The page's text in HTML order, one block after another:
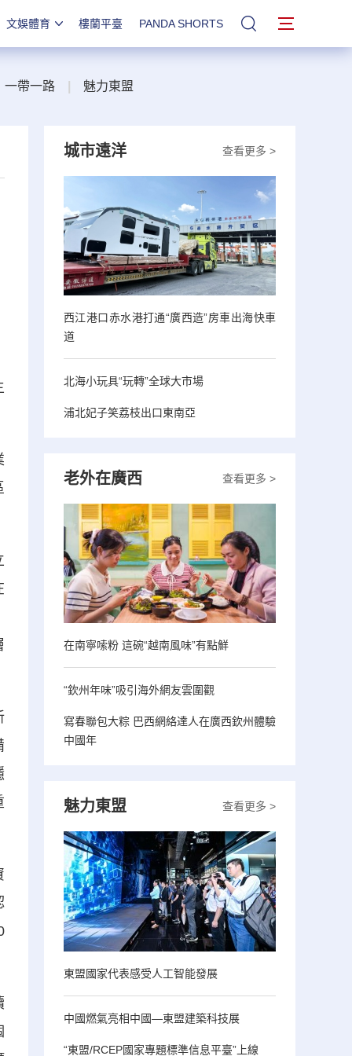
文娛體育 樓蘭平臺 PANDA SHORTS 站內搜索
一帶一路 魅力東盟
查看更多 >
城市遠洋
西江港口赤水港打通“廣西造”房車出海快車
道
北海小玩具“玩轉”全球大市場
浦北妃子笑荔枝出口東南亞
查看更多 >
老外在廣西
在南寧嗦粉 這碗“越南風味”有點鮮
“欽州年味”吸引海外網友雲圍觀
寫春聯包大粽 巴西網絡達人在廣西欽州體驗
中國年
查看更多 >
魅力東盟
東盟國家代表感受人工智能發展
中國燃氣亮相中國—東盟建築科技展
“東盟/RCEP國家專題標準信息平臺”上線